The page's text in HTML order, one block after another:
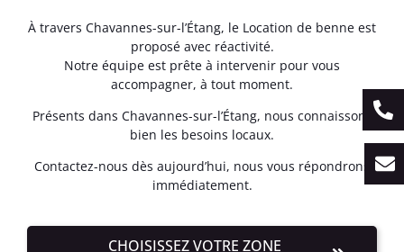
À travers Chavannes-sur-l’Étang, le Location de benne est
proposé avec réactivité.
Notre équipe est prête à intervenir pour vous
accompagner, à tout moment.
Présents dans Chavannes-sur-l’Étang, nous connaissons
bien les besoins locaux.
Contactez-nous dès aujourd’hui, nous vous répondrons
immédiatement.
CHOISISSEZ VOTRE ZONE